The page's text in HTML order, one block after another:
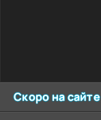
Скоро на сайте